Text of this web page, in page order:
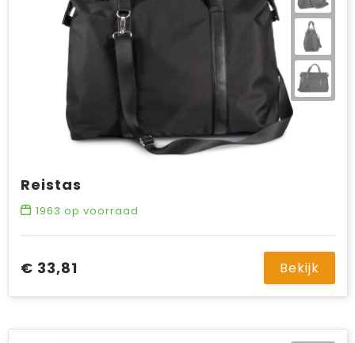
Reistas
1963 op voorraad
€ 33,81 Bekijk